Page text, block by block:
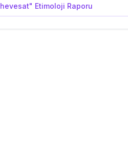
hevesat" Etimoloji Raporu